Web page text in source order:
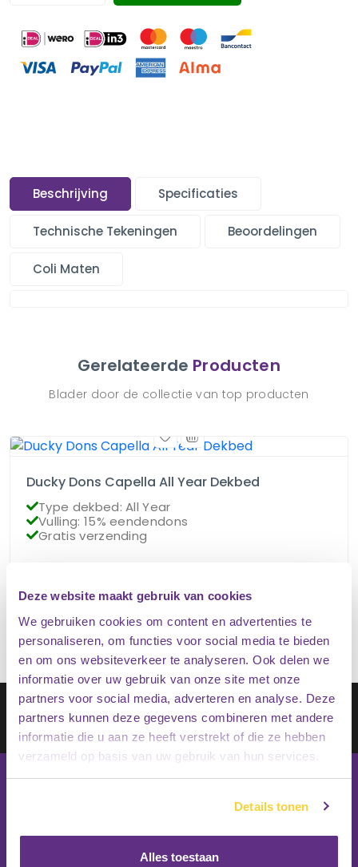
Deze website maakt gebruik van cookies
We gebruiken cookies om content en advertenties te
personaliseren, om functies voor social media te bieden
en om ons websiteverkeer te analyseren. Ook delen we
informatie over uw gebruik van onze site met onze
partners voor social media, adverteren en analyse. Deze
partners kunnen deze gegevens combineren met andere
informatie die u aan ze heeft verstrekt of die ze hebben
verzameld op basis van uw gebruik van hun services.
Details tonen
Alles toestaan
Beschrijving Specificaties
Technische Tekeningen Beoordelingen
Coli Maten
Gerelateerde Producten
Blader door de collectie van top producten
Ducky Dons Capella All Year Dekbed
Type dekbed: All Year
Vulling: 15% eendendons
Gratis verzending
Op voorraad
Schrijf je in op onze nieuwsbrief
Inschrijven